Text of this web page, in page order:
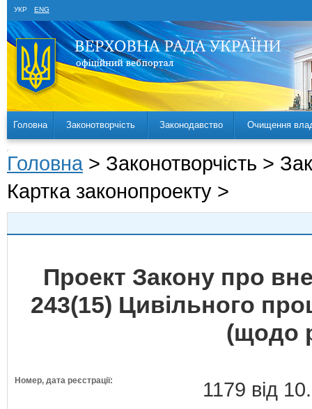
УКР ENG
Головна Законотворчість Законодавство Очищення
Головна > Законотворчість >
Картка законопроекту >
Проект Закону про
243(15) Цивільного
(щодо
Номер, дата реєстрації: 1179 від